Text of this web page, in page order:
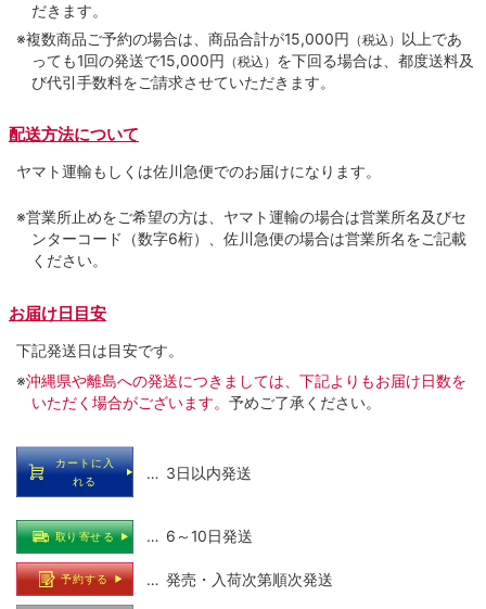
だきます。
※複数商品ご予約の場合は、商品合計が15,000円 （税込） 以上であ
っても1回の発送で15,000円 （税込） を下回る場合は、都度送料及
び代引手数料をご請求させていただきます。
配送方法について
ヤマト運輸もしくは佐川急便でのお届けになります。
※営業所止めをご希望の方は、ヤマト運輸の場合は営業所名及びセ
ンターコード（数字6桁）、佐川急便の場合は営業所名をご記載
ください。
お届け日目安
下記発送日は目安です。
※沖縄県や離島への発送につきましては、下記よりもお届け日数を
いただく場合がございます。 予めご了承ください。
カートに入
れる
… 3日以内発送
取り寄せる … 6～10日発送
予約する … 発売・入荷次第順次発送